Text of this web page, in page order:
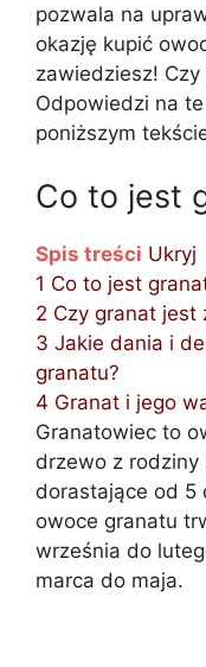
pozwala na
okazję kupić
zawiedziesz!
Odpowiedzi na
poniższym
Co to jest
Spis treści Ukryj
1 Co to jest
2 Czy granat jest
3 Jakie dania i
granatu?
4 Granat i jego
Granatowiec to
drzewo z rodziny
dorastające od 5
owoce granatu
września do
marca do maja.